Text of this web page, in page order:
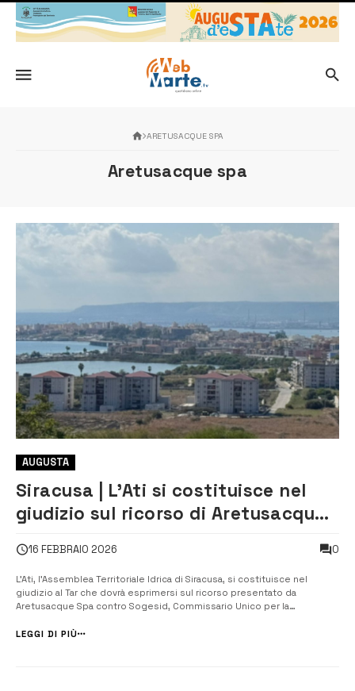
ARETUSACQUE SPA
Aretusacque spa
AUGUSTA
Siracusa | L’Ati si costituisce nel
giudizio sul ricorso di Aretusacque
16 FEBBRAIO 2026 0
L’Ati, l’Assemblea Territoriale Idrica di Siracusa, si costituisce nel
giudizio al Tar che dovrà esprimersi sul ricorso presentato da
Aretusacque Spa contro Sogesid, Commissario Unico per la
per la realizzazione del depuratore di Augusta. Lo ha deciso il
LEGGI DI PIÙ